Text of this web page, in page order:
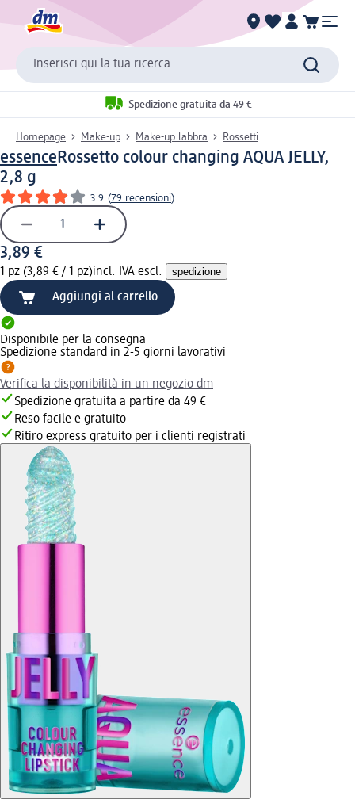
Inserisci qui la tua ricerca
Spedizione gratuita da 49 €
Homepage Make-up Make-up labbra Rossetti
essenceRossetto colour changing AQUA JELLY,
2,8 g
3.9 (79 recensioni)
3,89 €
1 pz (3,89 € / 1 pz)incl. IVA escl. spedizione
Aggiungi al carrello
Disponibile per la consegna
Spedizione standard in 2-5 giorni lavorativi
Verifica la disponibilità in un negozio dm
Spedizione gratuita a partire da 49 €
Reso facile e gratuito
Ritiro express gratuito per i clienti registrati